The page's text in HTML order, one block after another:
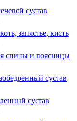
сустав
запястье, кисть
спины и поясницы
сустав
сустав